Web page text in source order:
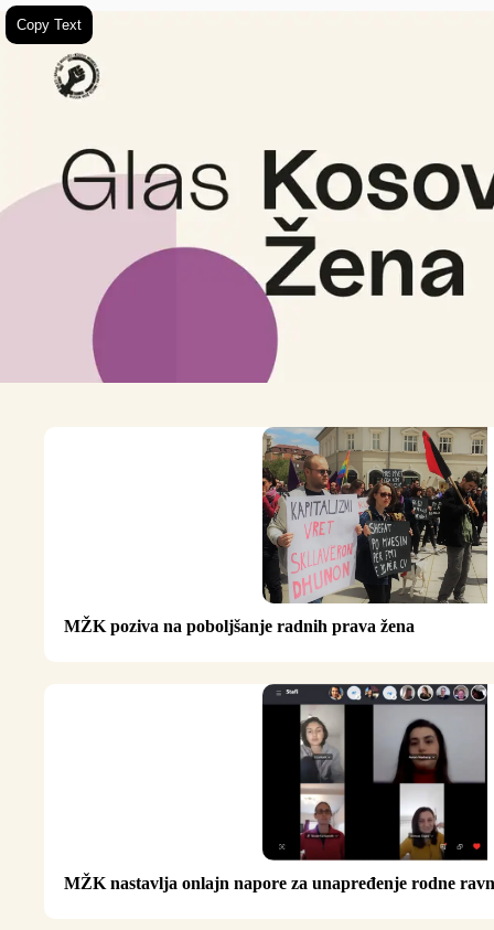
Copy Text
MŽK poziva na poboljšanje radnih prava žena
MŽK nastavlja onlajn napore za unapređenje rodne